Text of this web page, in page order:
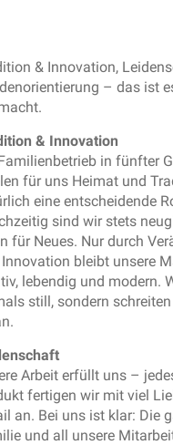
& Innovation,
– das ist
& Innovation
in fünfter
für uns Heimat und
eine entscheidende
sind wir stets
für Neues. Nur durch
bleibt unsere
lebendig und modern.
still, sondern
Arbeit erfüllt uns –
fertigen wir mit viel
an. Bei uns ist klar: Die
und all unsere